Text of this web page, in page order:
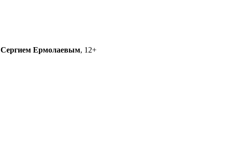
Сергием Ермолаевым, 12+